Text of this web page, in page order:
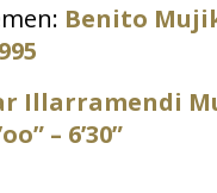
Benito
Illarramendi
– 6’30”